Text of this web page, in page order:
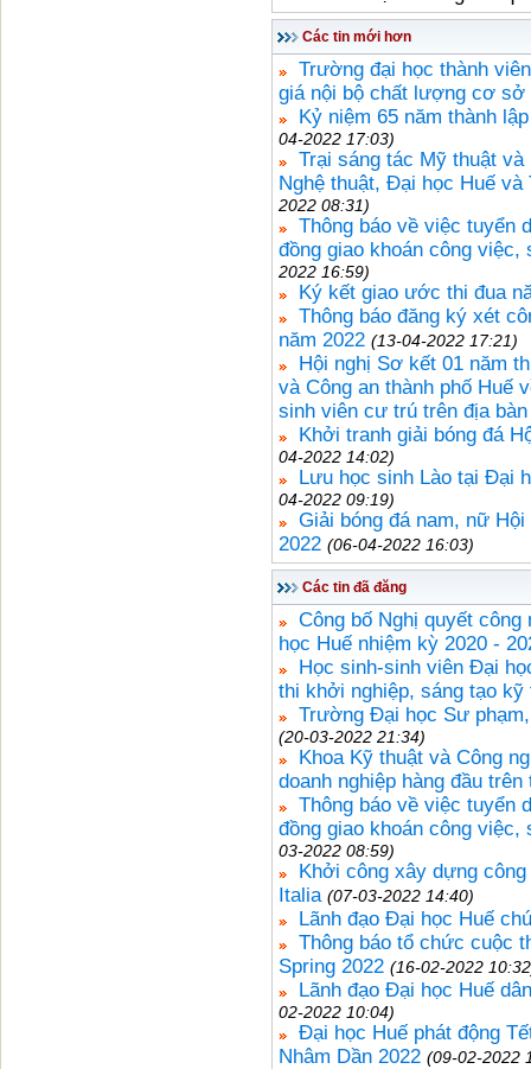
Các tin mới hơn
Trường đại học thành
giá nội bộ chất lượng cơ sở
Kỷ niệm 65 năm thành
04-2022 17:03)
Trại sáng tác Mỹ thuật
Nghệ thuật, Đại học Huế và
2022 08:31)
Thông báo về việc tuyển
đồng giao khoán công việc,
2022 16:59)
Ký kết giao ước thi đua
Thông báo đăng ký xét
năm 2022 (13-04-2022 17:21)
Hội nghị Sơ kết 01 năm
và Công an thành phố Huế
sinh viên cư trú trên địa bàn
Khởi tranh giải bóng đá
04-2022 14:02)
Lưu học sinh Lào tại Đại
04-2022 09:19)
Giải bóng đá nam, nữ
2022 (06-04-2022 16:03)
Các tin đã đăng
Công bố Nghị quyết
học Huế nhiệm kỳ 2020 -
Học sinh-sinh viên Đại
thi khởi nghiệp, sáng tạo kỹ
Trường Đại học Sư
(20-03-2022 21:34)
Khoa Kỹ thuật và Công
doanh nghiệp hàng đầu trên
Thông báo về việc tuyển
đồng giao khoán công
03-2022 08:59)
Khởi công xây dựng
Italia (07-03-2022 14:40)
Lãnh đạo Đại học Huế
Thông báo tổ chức cuộc
Spring 2022 (16-02-2022
Lãnh đạo Đại học Huế
02-2022 10:04)
Đại học Huế phát động
Nhâm Dần 2022 (09-02-2022